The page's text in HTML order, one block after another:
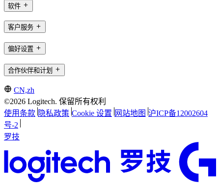
软件
客户服务
偏好设置
合作伙伴和计划
CN,zh
©2026 Logitech. 保留所有权利
使用条款 隐私政策 Cookie 设置 网站地图 沪ICP备12002604
号-2
罗技